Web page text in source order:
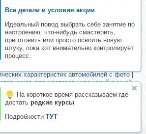
Все детали и условия акции
Идеальный повод выбрать себе занятие по
настроению: что-нибудь смастерить,
приготовить или просто освоить новую
штуку, пока кот внимательно контролирует
процесс.
На короткое время рассказываем где
достать редкие курсы
Подробности ТУТ
характеристик автомобилей с фото|
для мастеров украшений ручной
темы ограничено.